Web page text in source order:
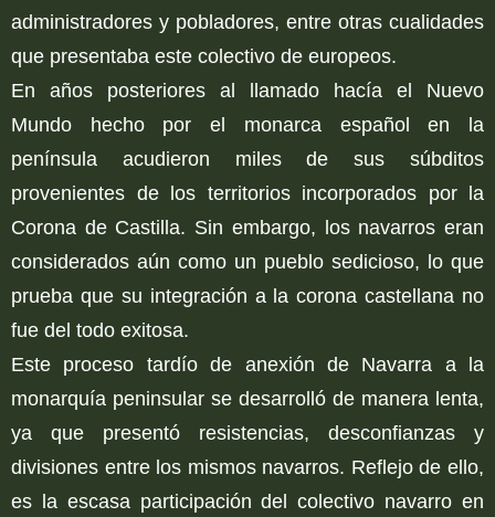
administradores y pobladores, entre otras cualidades
que presentaba este colectivo de europeos.
En años posteriores al llamado hacía el Nuevo
Mundo hecho por el monarca español en la
península acudieron miles de sus súbditos
provenientes de los territorios incorporados por la
Corona de Castilla. Sin embargo, los navarros eran
considerados aún como un pueblo sedicioso, lo que
prueba que su integración a la corona castellana no
fue del todo exitosa.
Este proceso tardío de anexión de Navarra a la
monarquía peninsular se desarrolló de manera lenta,
ya que presentó resistencias, desconfianzas y
divisiones entre los mismos navarros. Reflejo de ello,
es la escasa participación del colectivo navarro en